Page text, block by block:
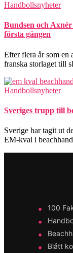
Handbollsnyheter
Bundsen och
första gången
Efter flera år som en
franska storlaget till
Handbollsnyheter
Sveriges trupp till
Sverige har tagit ut
EM-kval i
100
Blått